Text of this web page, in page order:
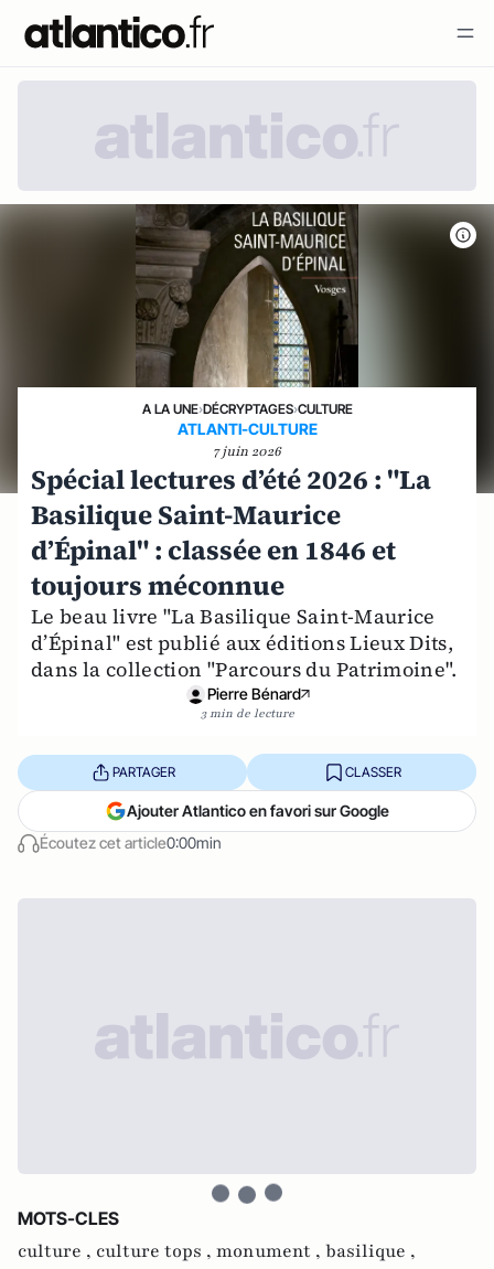
A LA UNE›DÉCRYPTAGES›CULTURE
ATLANTI-CULTURE
7 juin 2026
Spécial lectures d’été 2026 : "La
Basilique Saint-Maurice
d’Épinal" : classée en 1846 et
toujours méconnue
Le beau livre "La Basilique Saint-Maurice
d’Épinal" est publié aux éditions Lieux Dits,
dans la collection "Parcours du Patrimoine".
Pierre Bénard
3 min de lecture
Écoutez cet article0:00min
PARTAGER CLASSER
Ajouter Atlantico en favori sur Google
MOTS-CLES
culture , culture tops , monument , basilique ,